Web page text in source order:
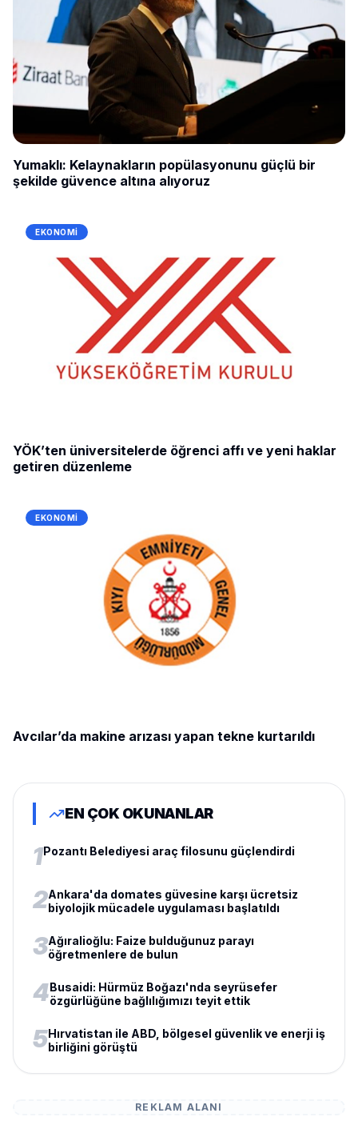
Yumaklı: Kelaynakların popülasyonunu güçlü bir
şekilde güvence altına alıyoruz
EKONOMI
YÖK’ten üniversitelerde öğrenci affı ve yeni haklar
getiren düzenleme
EKONOMI
Avcılar’da makine arızası yapan tekne kurtarıldı
EN ÇOK OKUNANLAR
1Pozantı Belediyesi araç filosunu güçlendirdi
2Ankara'da domates güvesine karşı ücretsiz
biyolojik mücadele uygulaması başlatıldı
3Ağıralioğlu: Faize bulduğunuz parayı
öğretmenlere de bulun
4Busaidi: Hürmüz Boğazı'nda seyrüsefer
özgürlüğüne bağlılığımızı teyit ettik
5Hırvatistan ile ABD, bölgesel güvenlik ve enerji iş
birliğini görüştü
REKLAM ALANI